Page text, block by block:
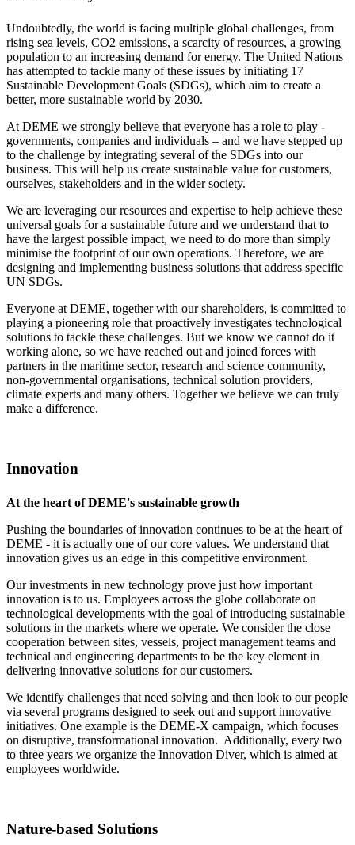
Undoubtedly, the world is facing multiple global challenges, from
rising sea levels, CO2 emissions, a scarcity of resources, a growing
population to an increasing demand for energy. The United Nations
has attempted to tackle many of these issues by initiating 17
Sustainable Development Goals (SDGs), which aim to create a
better, more sustainable world by 2030.
At DEME we strongly believe that everyone has a role to play -
governments, companies and individuals – and we have stepped up
to the challenge by integrating several of the SDGs into our
business. This will help us create sustainable value for customers,
ourselves, stakeholders and in the wider society.
We are leveraging our resources and expertise to help achieve these
universal goals for a sustainable future and we understand that to
have the largest possible impact, we need to do more than simply
minimise the footprint of our own operations. Therefore, we are
designing and implementing business solutions that address specific
UN SDGs.
Everyone at DEME, together with our shareholders, is committed to
playing a pioneering role that proactively investigates technological
solutions to tackle these challenges. But we know we cannot do it
working alone, so we have reached out and joined forces with
partners in the maritime sector, research and science community,
non-governmental organisations, technical solution providers,
climate experts and many others. Together we believe we can truly
make a difference.
Innovation
At the heart of DEME's sustainable growth
Pushing the boundaries of innovation continues to be at the heart of
DEME - it is actually one of our core values. We understand that
innovation gives us an edge in this competitive environment.
Our investments in new technology prove just how important
innovation is to us. Employees across the globe collaborate on
technological developments with the goal of introducing sustainable
solutions in the markets where we operate. We consider the close
cooperation between sites, vessels, project management teams and
technical and engineering departments to be the key element in
delivering innovative solutions for our customers.
We identify challenges that need solving and then look to our people
via several programs designed to seek out and support innovative
initiatives. One example is the DEME-X campaign, which focuses
on disruptive, transformational innovation. Additionally, every two
to three years we organize the Innovation Diver, which is aimed at
employees worldwide.
Nature-based Solutions